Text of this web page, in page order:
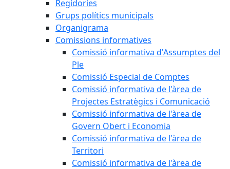
Regidories
Grups polítics municipals
Organigrama
Comissions informatives
Comissió informativa d'Assumptes del
Ple
Comissió Especial de Comptes
Comissió informativa de l'àrea de
Projectes Estratègics i Comunicació
Comissió informativa de l'àrea de
Govern Obert i Economia
Comissió informativa de l'àrea de
Territori
Comissió informativa de l'àrea de